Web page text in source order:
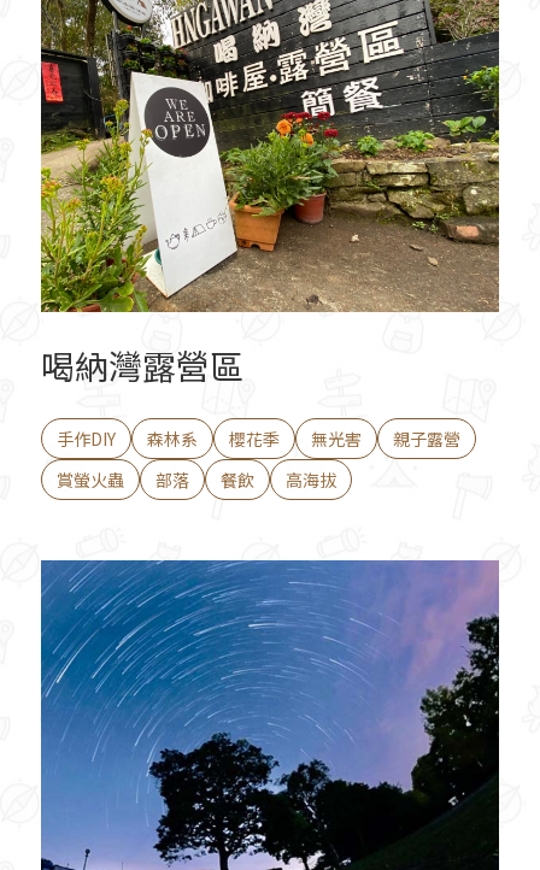
喝納灣露營區
手作DIY 森林系 櫻花季 無光害
親子露營
賞螢火蟲
部落 餐飲 高海拔